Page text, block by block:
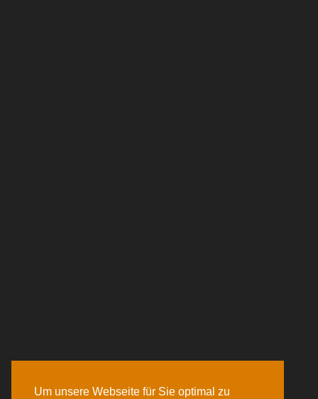
Um unsere Webseite für Sie optimal zu